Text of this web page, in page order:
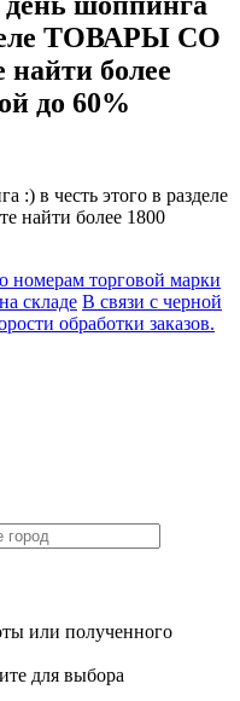
ТОВАРЫ СО
более
до 60%
:) в честь этого в разделе
более 1800
номерам торговой марки
складе В связи с черной
обработки заказов.
или полученного
для выбора